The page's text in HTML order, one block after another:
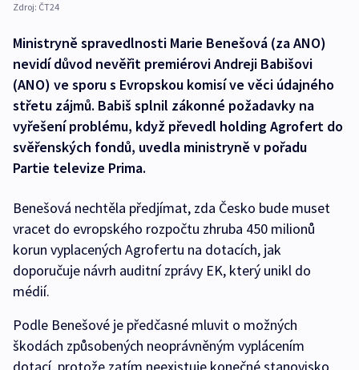
Zdroj: ČT24
Ministryně spravedlnosti Marie Benešová (za ANO)
nevidí důvod nevěřit premiérovi Andreji Babišovi
(ANO) ve sporu s Evropskou komisí ve věci údajného
střetu zájmů. Babiš splnil zákonné požadavky na
vyřešení problému, když převedl holding Agrofert do
svěřenských fondů, uvedla ministryně v pořadu
Partie televize Prima.
Benešová nechtěla předjímat, zda Česko bude muset
vracet do evropského rozpočtu zhruba 450 milionů
korun vyplacených Agrofertu na dotacích, jak
doporučuje návrh auditní zprávy EK, který unikl do
médií.
Podle Benešové je předčasné mluvit o možných
škodách způsobených neoprávněným vyplácením